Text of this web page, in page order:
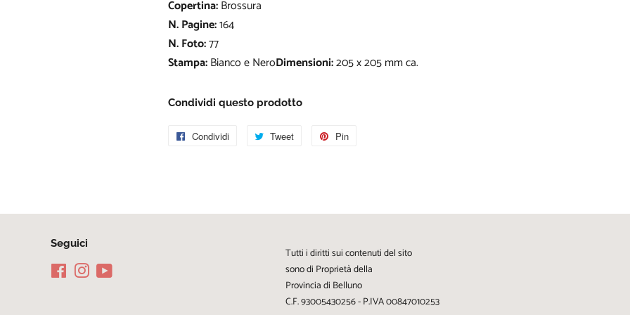
Copertina:Brossura
N. Pagine:164
N. Foto:77
Stampa:Bianco e NeroDimensioni:205 x 205 mm ca.
Condividi questo prodotto
Condividi
CondividiTweet
Twitta
Pin
Seguici
FacebookInstagram
Tutti i diritti sui contenuti del sito
sono di Proprietà della
Provincia di Belluno
C.F. 93005430256 - P.IVA 00847010253